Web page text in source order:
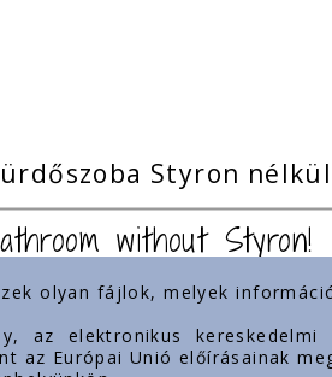
Styron
without Styron!
Jelenlétünk
olyan fájlok, melyek
elektronikus kereskedelmi
az Európai Unió előírásainak